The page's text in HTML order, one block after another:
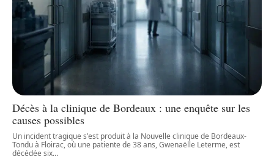
Décès à la clinique de Bordeaux : une enquête sur les
causes possibles
Un incident tragique s'est produit à la Nouvelle clinique de Bordeaux-
Tondu à Floirac, où une patiente de 38 ans, Gwenaëlle Leterme, est
décédée six…